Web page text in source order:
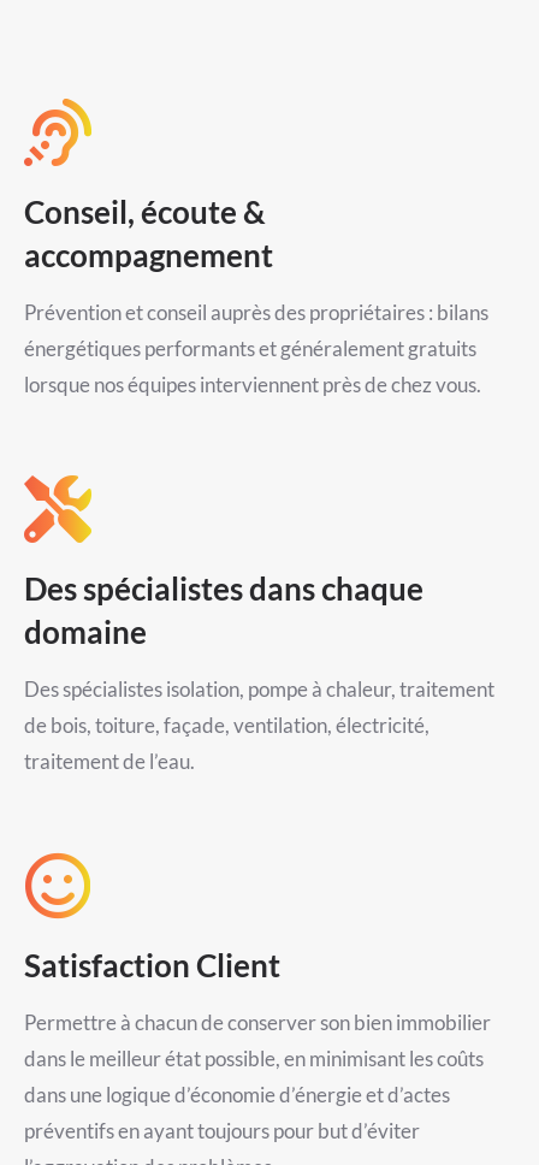
Conseil, écoute &
accompagnement
Prévention et conseil auprès des propriétaires : bilans
énergétiques performants et généralement gratuits
lorsque nos équipes interviennent près de chez vous.
Des spécialistes dans chaque
domaine
Des spécialistes isolation, pompe à chaleur, traitement
de bois, toiture, façade, ventilation, électricité,
traitement de l’eau.
Satisfaction Client
Permettre à chacun de conserver son bien immobilier
dans le meilleur état possible, en minimisant les coûts
dans une logique d’économie d’énergie et d’actes
préventifs en ayant toujours pour but d’éviter